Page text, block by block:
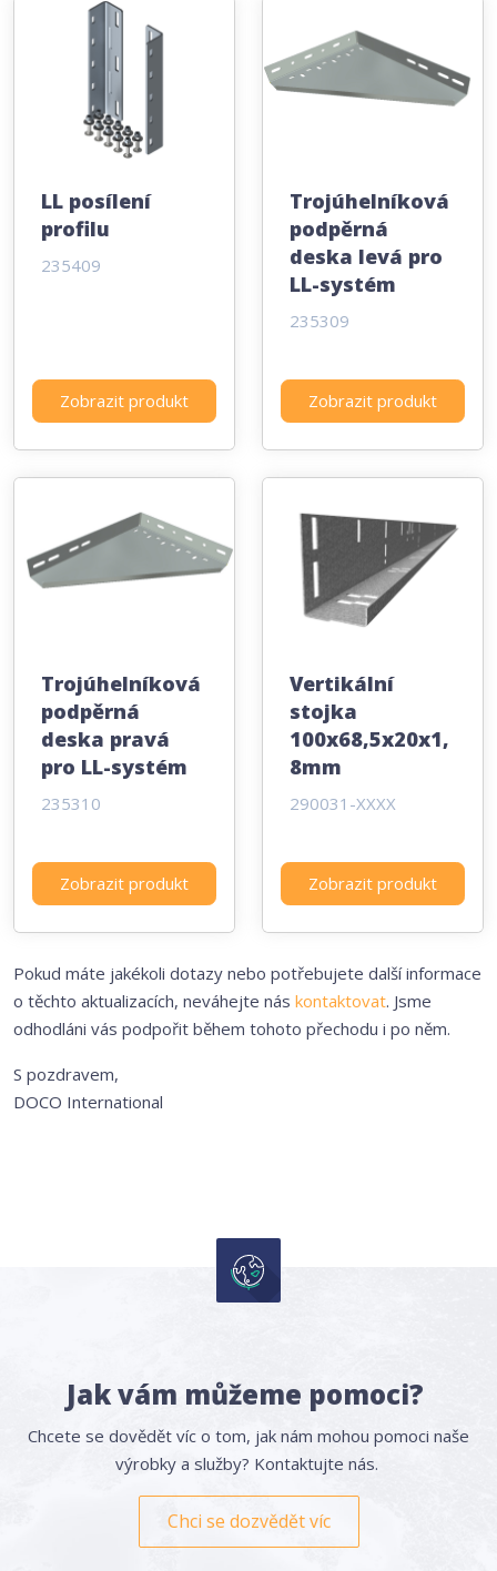
LL posílení
profilu
235409
Zobrazit produkt
Trojúhelníková
podpěrná
deska levá pro
LL-systém
235309
Zobrazit produkt
Trojúhelníková
podpěrná
deska pravá
pro LL-systém
235310
Zobrazit produkt
Vertikální
stojka
100x68,5x20x1,
8mm
290031-XXXX
Zobrazit produkt
Pokud máte jakékoli dotazy nebo potřebujete další informace
o těchto aktualizacích, neváhejte nás kontaktovat. Jsme
odhodláni vás podpořit během tohoto přechodu i po něm.
S pozdravem,
DOCO International
Jak vám můžeme pomoci?
Chcete se dovědět víc o tom, jak nám mohou pomoci naše
výrobky a služby? Kontaktujte nás.
Chci se dozvědět víc